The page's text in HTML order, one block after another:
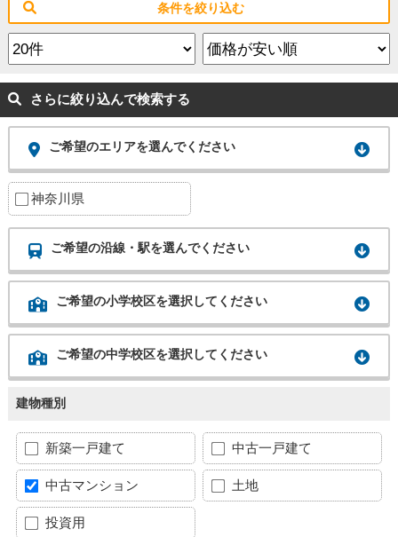
条件を絞り込む
さらに絞り込んで検索する
ご希望のエリアを選んでください
神奈川県
ご希望の沿線・駅を選んでください
ご希望の小学校区を選択してください
ご希望の中学校区を選択してください
建物種別
新築一戸建て 中古一戸建て
中古マンション 土地
投資用